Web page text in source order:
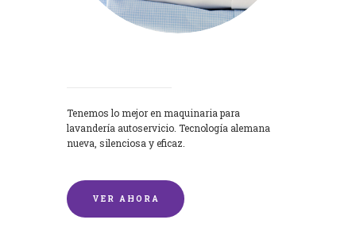
Tenemos lo mejor en maquinaria para
lavandería autoservicio. Tecnología alemana
nueva, silenciosa y eficaz.
VER AHORA